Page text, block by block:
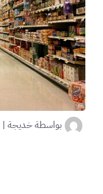
بواسطةخديجة |